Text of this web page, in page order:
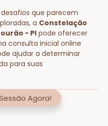
que parecem
a Constelação
- PI pode oferecer
consulta inicial online
ajudar a determinar
para suas
Agora!